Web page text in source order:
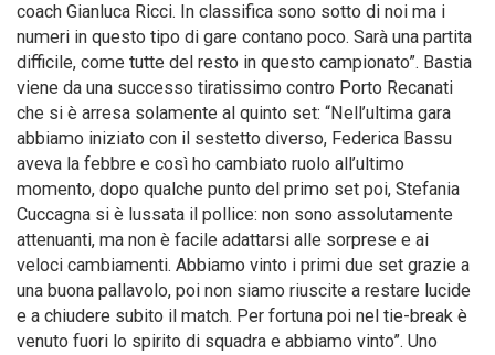
coach Gianluca Ricci. In classifica sono sotto di noi ma i
numeri in questo tipo di gare contano poco. Sarà una partita
difficile, come tutte del resto in questo campionato”. Bastia
viene da una successo tiratissimo contro Porto Recanati
che si è arresa solamente al quinto set: “Nell’ultima gara
abbiamo iniziato con il sestetto diverso, Federica Bassu
aveva la febbre e così ho cambiato ruolo all’ultimo
momento, dopo qualche punto del primo set poi, Stefania
Cuccagna si è lussata il pollice: non sono assolutamente
attenuanti, ma non è facile adattarsi alle sorprese e ai
veloci cambiamenti. Abbiamo vinto i primi due set grazie a
una buona pallavolo, poi non siamo riuscite a restare lucide
e a chiudere subito il match. Per fortuna poi nel tie-break è
venuto fuori lo spirito di squadra e abbiamo vinto”. Uno